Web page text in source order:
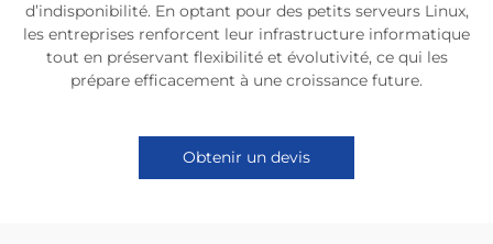
d’indisponibilité. En optant pour des petits serveurs Linux,
les entreprises renforcent leur infrastructure informatique
tout en préservant flexibilité et évolutivité, ce qui les
prépare efficacement à une croissance future.
Obtenir un devis